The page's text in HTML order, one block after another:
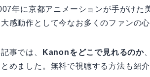
年に京都アニメーションが手がけ
感動作として今なお多くのファンの
事では、 Kanonをどこで見れるのか
とめました。無料で視聴する方法も紹